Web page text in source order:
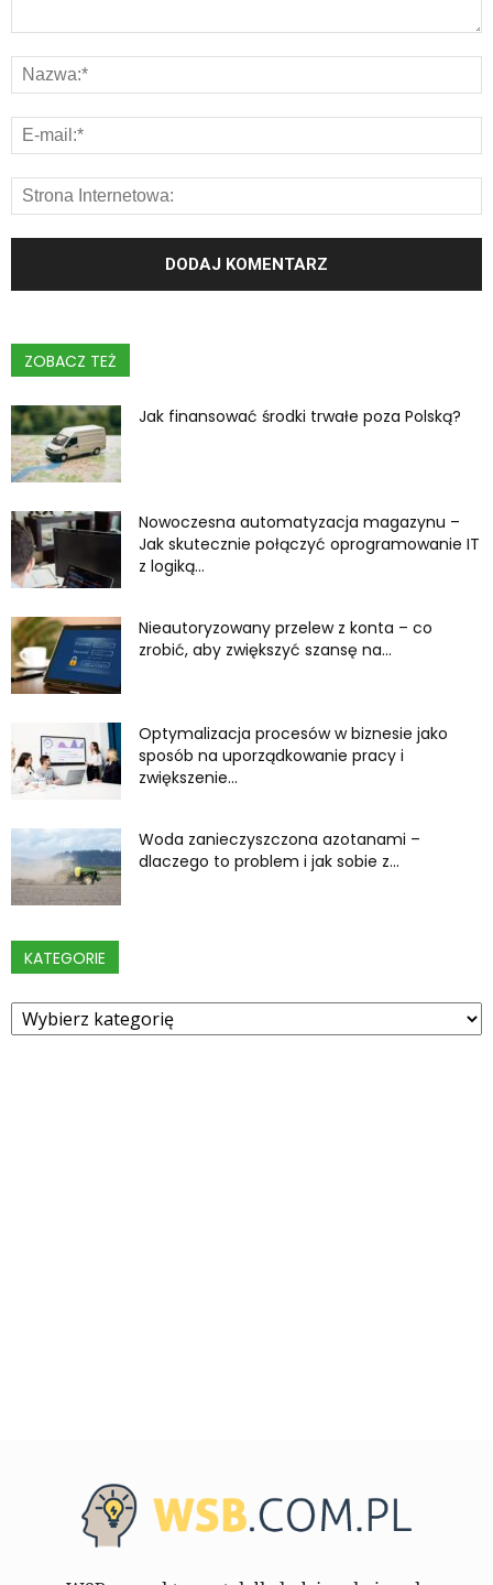
ZOBACZ TEŻ
Jak finansować środki trwałe poza Polską?
Nowoczesna automatyzacja magazynu –
Jak skutecznie połączyć oprogramowanie IT
z logiką...
Nieautoryzowany przelew z konta – co
zrobić, aby zwiększyć szansę na...
Optymalizacja procesów w biznesie jako
sposób na uporządkowanie pracy i
zwiększenie...
Woda zanieczyszczona azotanami –
dlaczego to problem i jak sobie z...
KATEGORIE
Kategorie